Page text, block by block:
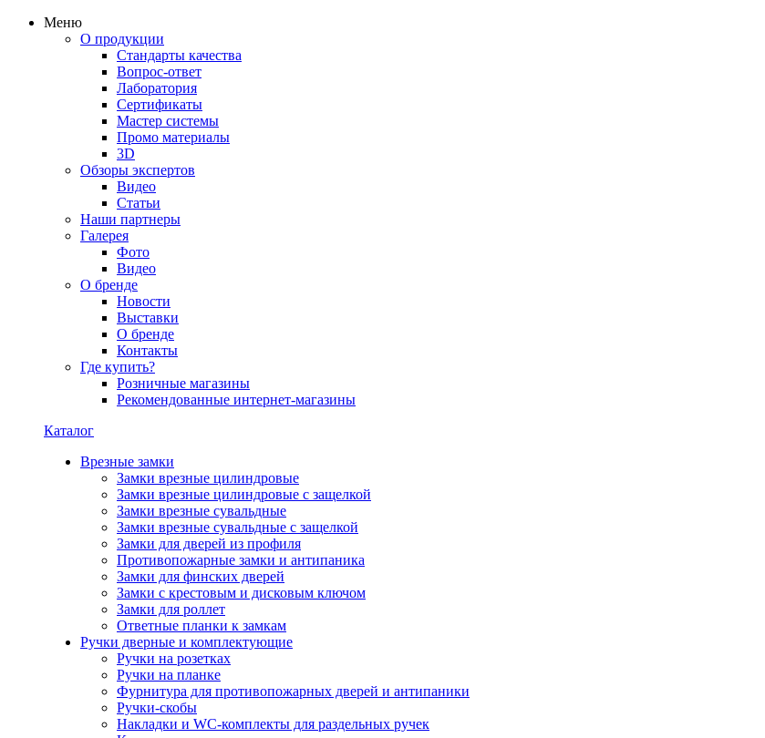
Меню
О продукции
Стандарты качества
Вопрос-ответ
Лаборатория
Сертификаты
Мастер системы
Промо материалы
3D
Обзоры экспертов
Видео
Статьи
Наши партнеры
Галерея
Фото
Видео
О бренде
Новости
Выставки
О бренде
Контакты
Где купить?
Розничные магазины
Рекомендованные интернет-магазины
Каталог
Врезные замки
Замки врезные цилиндровые
Замки врезные цилиндровые с защелкой
Замки врезные сувальдные
Замки врезные сувальдные с защелкой
Замки для дверей из профиля
Противопожарные замки и антипаника
Замки для финских дверей
Замки с крестовым и дисковым ключом
Замки для роллет
Ответные планки к замкам
Ручки дверные и комплектующие
Ручки на розетках
Ручки на планке
Фурнитура для противопожарных дверей и антипаники
Ручки-скобы
Накладки и WC-комплекты для раздельных ручек